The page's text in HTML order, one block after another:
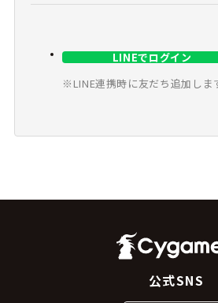
LINEでログイン
※LINE連携時に友だち追加しま
公式SNS